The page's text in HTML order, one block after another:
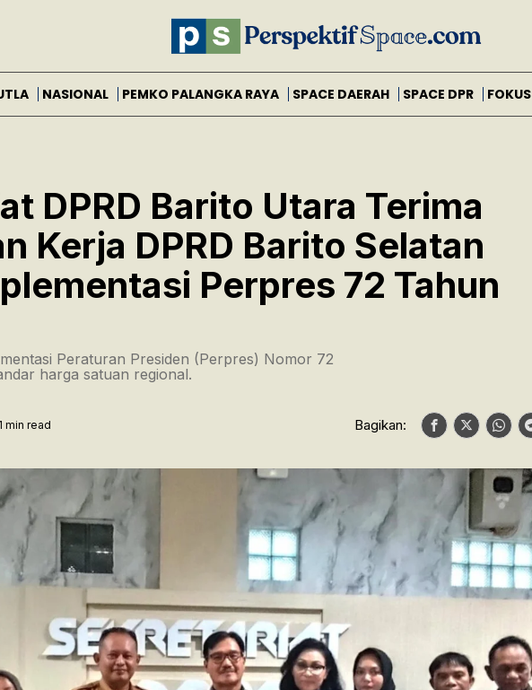
NASIONAL PEMKO PALANGKA RAYA SPACE DAERAH SPACE DPR FOKUS
DPRD Barito Utara Terima
Kerja DPRD Barito Selatan
Perpres 72 Tahun
Peraturan Presiden (Perpres) Nomor 72
harga satuan regional.
1 min read Bagikan: